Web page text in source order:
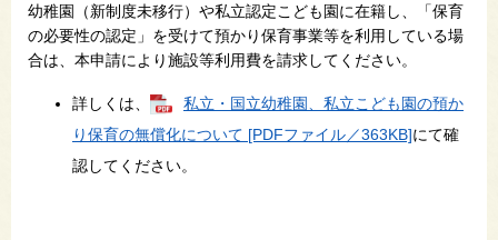
幼稚園（新制度未移行​）や私立認定こども園に在籍し、「保育
の必要性の認定」 を受けて預かり保育事業等を利用している場
合は、本申請により施設等利用費を請求してください。
詳しくは、
私立・国立幼稚園、私立こども園の預か
り保育の無償化について [PDFファイル／363KB]にて確
認してください。